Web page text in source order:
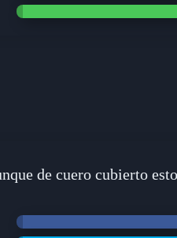
de cuero cubierto